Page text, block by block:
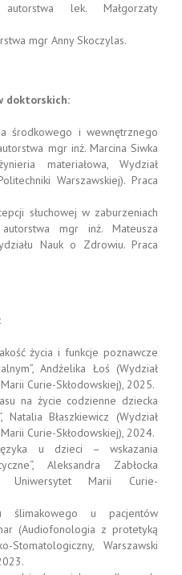
lek. Małgorzaty
mgr Anny Skoczylas.
doktorskich:
środkowego i wewnętrznego
mgr inż. Marcina Siwka
materiałowa, Wydział
Warszawskiej). Praca
słuchowej w zaburzeniach
mgr inż. Mateusza
Nauk o Zdrowiu. Praca
życia i funkcje poznawcze
Andżelika Łoś (Wydział
Curie-Skłodowskiej), 2025.
na życie codzienne dziecka
Natalia Błaszkiewicz (Wydział
Curie-Skłodowskiej), 2024.
u dzieci – wskazania
Aleksandra Zabłocka
Uniwersytet Marii Curie-
ślimakowego u pacjentów
(Audiofonologia z protetyką
Stomatologiczny, Warszawski